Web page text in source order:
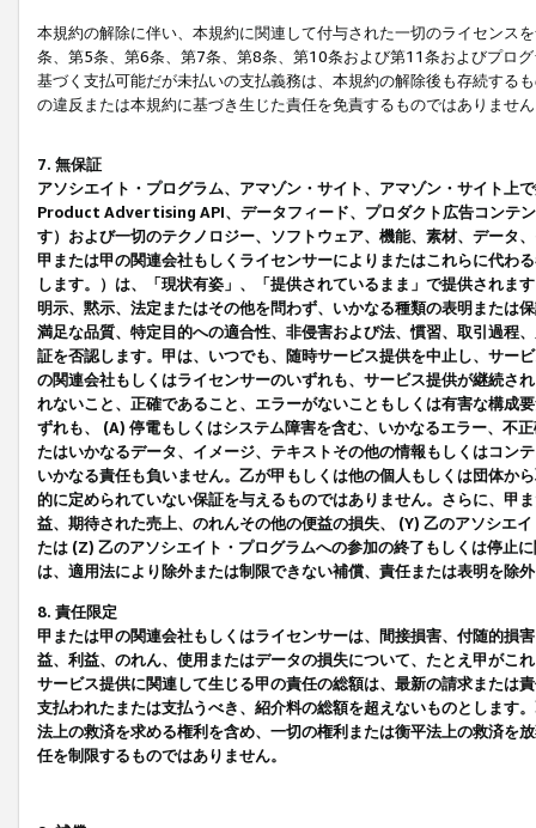
本規約の解除に伴い、本規約に関連して付与された一切のライセンス
条、第5条、第6条、第7条、第8条、第10条および第11条およびプロ
基づく支払可能だが未払いの支払義務は、本規約の解除後も存続する
の違反または本規約に基づき生じた責任を免責するものではありませ
7. 無保証
アソシエイト・プログラム、アマゾン・サイト、アマゾン・サイト上
Product Advertising API、データフィード、プロダクト広告コンテ
す）および一切のテクノロジー、ソフトウェア、機能、素材、データ
甲または甲の関連会社もしくライセンサーによりまたはこれらに代わ
します。）は、「現状有姿」、「提供されているまま」で提供されま
明示、黙示、法定またはその他を問わず、いかなる種類の表明または
満足な品質、特定目的への適合性、非侵害および法、慣習、取引過程
証を否認します。甲は、いつでも、随時サービス提供を中止し、サー
の関連会社もしくはライセンサーのいずれも、サービス提供が継続さ
れないこと、正確であること、エラーがないこともしくは有害な構成
ずれも、 (A) 停電もしくはシステム障害を含む、いかなるエラー、不
たはいかなるデータ、イメージ、テキストその他の情報もしくはコン
いかなる責任も負いません。乙が甲もしくは他の個人もしくは団体か
的に定められていない保証を与えるものではありません。さらに、甲
益、期待された売上、のれんその他の便益の損失、 (Y) 乙のアソシエ
たは (Z) 乙のアソシエイト・プログラムへの参加の終了もしくは停止
は、適用法により除外または制限できない補償、責任または表明を除
8. 責任限定
甲または甲の関連会社もしくはライセンサーは、間接損害、付随的損
益、利益、のれん、使用またはデータの損失について、たとえ甲がこ
サービス提供に関連して生じる甲の責任の総額は、最新の請求または
支払われたまたは支払うべき、紹介料の総額を超えないものとします
法上の救済を求める権利を含め、一切の権利または衡平法上の救済を
任を制限するものではありません。